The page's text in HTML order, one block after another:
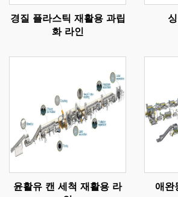
경질 플라스틱 재활용 과립
화 라인
윤활유 캔 세척 재활용 라
애완